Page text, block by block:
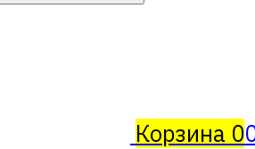
Корзина 0